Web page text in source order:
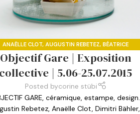
ANAËLLE CLOT,AUGUSTIN REBETEZ,BÉATRICE
,DIMITRI BÄHLER, EXPOSITIONS PASSÉES
, MARTIN HYDE
Objectif Gare | Exposition
collective | 5.06-25.07.2015
Posted bycorine stübi
GARE, céramique, estampe, design.
Rebetez, Anaëlle Clot, Dimitri Bähler,